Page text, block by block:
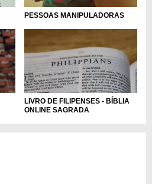
PESSOAS MANIPULADORAS
LIVRO DE FILIPENSES - BÍBLIA
ONLINE SAGRADA